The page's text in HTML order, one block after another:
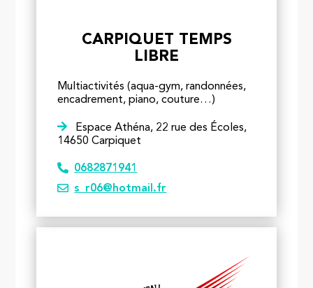
CARPIQUET TEMPS
LIBRE
Multiactivités (aqua-gym, randonnées,
encadrement, piano, couture…)
Espace Athéna, 22 rue des Écoles,
14650 Carpiquet
0682871941
s_r06@hotmail.fr